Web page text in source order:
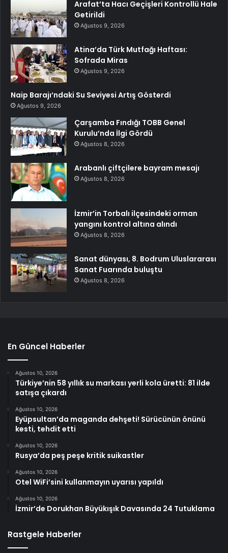
Arafat’ta Hacı Geçişleri Kontrollü Hale
Getirildi
Ağustos 9, 2026
Atina’da Türk Mutfağı Haftası:
Sofrada Miras
Ağustos 9, 2026
Naip Barajı’ndaki Su Seviyesi Artış Gösterdi
Ağustos 9, 2026
Çarşamba Fındığı TOBB Genel
Kurulu’nda İlgi Gördü
Ağustos 8, 2026
Arabanlı çiftçilere bayram mesajı
Ağustos 8, 2026
İzmir’in Torbalı ilçesindeki orman
yangını kontrol altına alındı
Ağustos 8, 2026
Sanat dünyası, 8. Bodrum Uluslararası
Sanat Fuarında buluştu
Ağustos 8, 2026
En Güncel Haberler
Ağustos 10, 2026
Türkiye’nin 58 yıllık su markası yerli kola üretti: 81 ilde
satışa çıkardı
Ağustos 10, 2026
Eyüpsultan’da maganda dehşeti! Sürücünün önünü
kesti, tehdit etti
Ağustos 10, 2026
Rusya’da peş peşe kritik suikastler
Ağustos 10, 2026
Otel WiFi’sini kullanmayın uyarısı yapıldı
Ağustos 10, 2026
İzmir’de Dorukhan Büyükışık Davasında 24 Tutuklama
Rastgele Haberler